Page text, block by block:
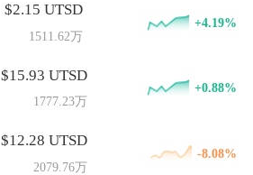
$2.15 UTSD
1511.62万
+4.19%
$15.93 UTSD
1777.23万
+0.88%
$12.28 UTSD
2079.76万
-8.08%